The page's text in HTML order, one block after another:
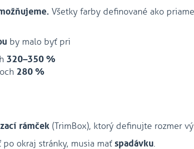
Všetky farby definované ako
by malo byť pri
320–350 %
280 %
rámček (TrimBox), ktorý definujte rozmer
okraj stránky, musia mať spadávku.